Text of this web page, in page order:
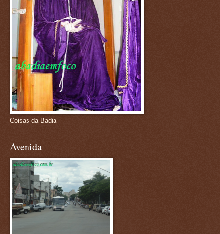
Coisas da Badia
Avenida